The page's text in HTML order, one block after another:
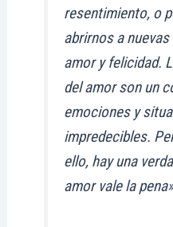
resentimiento, o
abrirnos a
amor y felicidad.
del amor son un
emociones y
impredecibles.
ello, hay una
amor vale la